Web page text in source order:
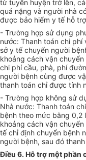
từ tuyến huyện trở lên,
quá nặng và người nhà
được bảo hiểm y tế hỗ
- Trường hợp sử dụng
nước: Thanh toán chi
sở y tế chuyển người
khoảng cách vận
chi phí cầu, phà, phí
người bệnh cùng được
thanh toán chỉ được tính
- Trường hợp không sử
Nhà nước: Thanh toán
bệnh theo mức bằng 0,2
khoảng cách vận
tế chỉ định chuyển bệnh
người bệnh, sau đó
Điều 6. Hỗ trợ một phần